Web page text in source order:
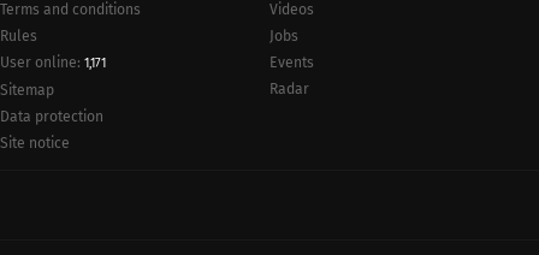
Terms and conditions
Rules
User online: 1,171
Sitemap
Data protection
Site notice
Videos
Jobs
Events
Radar